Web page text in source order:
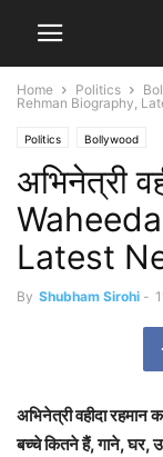
Home Politics
Rehman Biography,
Politics Bollywood
अभिनेत्री
Latest
By Shubham Sirohi -
अभिनेत्री वहीदा रहमान
बच्चे कितने हैं, गाने, घर,